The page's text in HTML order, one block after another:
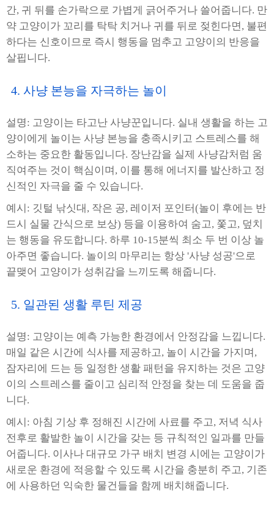
간, 귀 뒤를 손가락으로 가볍게 긁어주거나 쓸어줍니다. 만
약 고양이가 꼬리를 탁탁 치거나 귀를 뒤로 젖힌다면, 불편
하다는 신호이므로 즉시 행동을 멈추고 고양이의 반응을
살핍니다.
4. 사냥 본능을 자극하는 놀이
설명: 고양이는 타고난 사냥꾼입니다. 실내 생활을 하는 고
양이에게 놀이는 사냥 본능을 충족시키고 스트레스를 해
소하는 중요한 활동입니다. 장난감을 실제 사냥감처럼 움
직여주는 것이 핵심이며, 이를 통해 에너지를 발산하고 정
신적인 자극을 줄 수 있습니다.
예시: 깃털 낚싯대, 작은 공, 레이저 포인터(놀이 후에는 반
드시 실물 간식으로 보상) 등을 이용하여 숨고, 쫓고, 덮치
는 행동을 유도합니다. 하루 10-15분씩 최소 두 번 이상 놀
아주면 좋습니다. 놀이의 마무리는 항상 '사냥 성공'으로
끝맺어 고양이가 성취감을 느끼도록 해줍니다.
5. 일관된 생활 루틴 제공
설명: 고양이는 예측 가능한 환경에서 안정감을 느낍니다.
매일 같은 시간에 식사를 제공하고, 놀이 시간을 가지며,
잠자리에 드는 등 일정한 생활 패턴을 유지하는 것은 고양
이의 스트레스를 줄이고 심리적 안정을 찾는 데 도움을 줍
니다.
예시: 아침 기상 후 정해진 시간에 사료를 주고, 저녁 식사
전후로 활발한 놀이 시간을 갖는 등 규칙적인 일과를 만들
어줍니다. 이사나 대규모 가구 배치 변경 시에는 고양이가
새로운 환경에 적응할 수 있도록 시간을 충분히 주고, 기존
에 사용하던 익숙한 물건들을 함께 배치해줍니다.